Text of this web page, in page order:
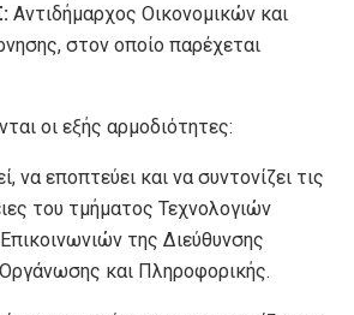
Αντιδήμαρχος Οικονομικών και
στον οποίο παρέχεται
οι εξής αρμοδιότητες:
εποπτεύει και να συντονίζει τις
του τμήματος Τεχνολογιών
της Διεύθυνσης
και Πληροφορικής.